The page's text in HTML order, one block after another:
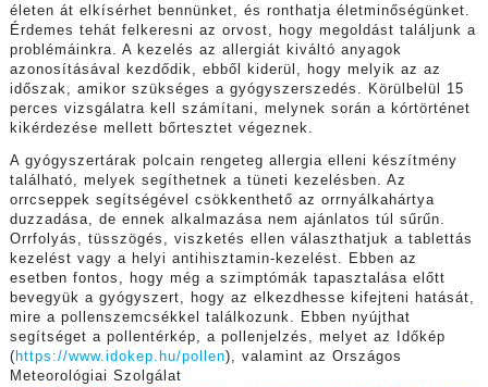
életen át elkísérhet bennünket, és ronthatja életminőségünket.
Érdemes tehát felkeresni az orvost, hogy megoldást találjunk a
problémáinkra. A kezelés az allergiát kiváltó anyagok
azonosításával kezdődik, ebből kiderül, hogy melyik az az
időszak, amikor szükséges a gyógyszerszedés. Körülbelül 15
perces vizsgálatra kell számítani, melynek során a kórtörténet
kikérdezése mellett bőrtesztet végeznek.
A gyógyszertárak polcain rengeteg allergia elleni készítmény
található, melyek segíthetnek a tüneti kezelésben. Az
orrcseppek segítségével csökkenthető az orrnyálkahártya
duzzadása, de ennek alkalmazása nem ajánlatos túl sűrűn.
Orrfolyás, tüsszögés, viszketés ellen választhatjuk a tablettás
kezelést vagy a helyi antihisztamin-kezelést. Ebben az
esetben fontos, hogy még a szimptómák tapasztalása előtt
bevegyük a gyógyszert, hogy az elkezdhesse kifejteni hatását,
mire a pollenszemcsékkel találkozunk. Ebben nyújthat
segítséget a pollentérkép, a pollenjelzés, melyet az Időkép
( https://www.idokep.hu/pollen), valamint az Országos
Meteorológiai Szolgálat